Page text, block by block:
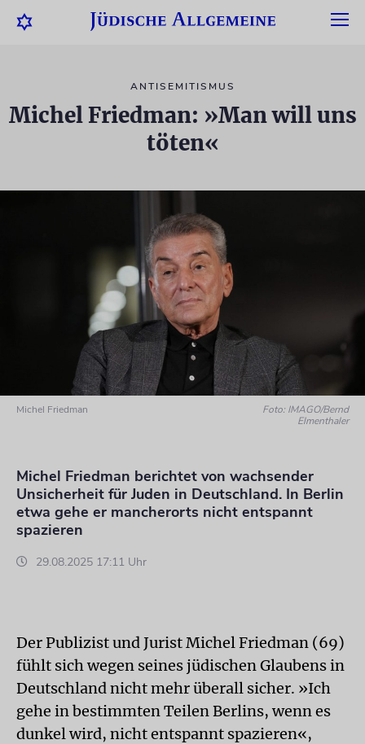
ANTISEMITISMUS
Michel Friedman: »Man will uns
töten«
Michel Friedman
Foto: IMAGO/Bernd
Elmenthaler
Michel Friedman berichtet von wachsender
Unsicherheit für Juden in Deutschland. In Berlin
etwa gehe er mancherorts nicht entspannt
spazieren
29.08.2025 17:11 Uhr
Der Publizist und Jurist Michel Friedman (69)
fühlt sich wegen seines jüdischen Glaubens in
Deutschland nicht mehr überall sicher. »Ich
gehe in bestimmten Teilen Berlins, wenn es
dunkel wird, nicht entspannt spazieren«,